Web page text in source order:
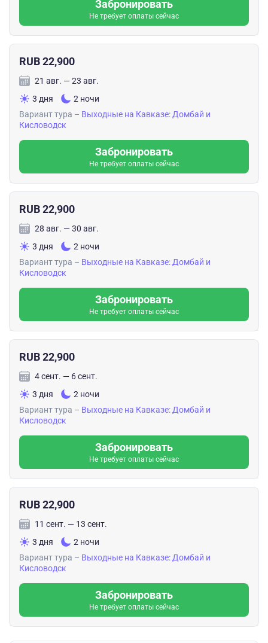
Забронировать
Не требует оплаты сейчас
RUB 22,900
21 авг. — 23 авг.
3 дня
2 ночи
Вариант тура – Выходные на Кавказе: Домбай и
Кисловодск
Забронировать
Не требует оплаты сейчас
RUB 22,900
28 авг. — 30 авг.
3 дня
2 ночи
Вариант тура – Выходные на Кавказе: Домбай и
Кисловодск
Забронировать
Не требует оплаты сейчас
RUB 22,900
4 сент. — 6 сент.
3 дня
2 ночи
Вариант тура – Выходные на Кавказе: Домбай и
Кисловодск
Забронировать
Не требует оплаты сейчас
RUB 22,900
11 сент. — 13 сент.
3 дня
2 ночи
Вариант тура – Выходные на Кавказе: Домбай и
Кисловодск
Забронировать
Не требует оплаты сейчас